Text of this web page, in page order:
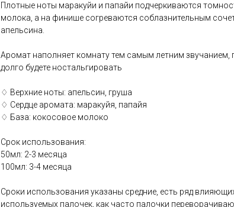
Плотные ноты маракуйи и папайи подчеркиваются
молока, а на финише согреваются соблазнительным
апельсина.
Аромат наполняет комнату тем самым летним
долго будете ностальгировать
♢ Верхние ноты: апельсин, груша
♢ Сердце аромата: маракуйя, папайя
♢ База: кокосовое молоко
Срок использования:
50мл: 2-3 месяца
100мл: 3-4 месяца
Сроки использования указаны средние, есть ряд
используемых палочек, как часто палочки